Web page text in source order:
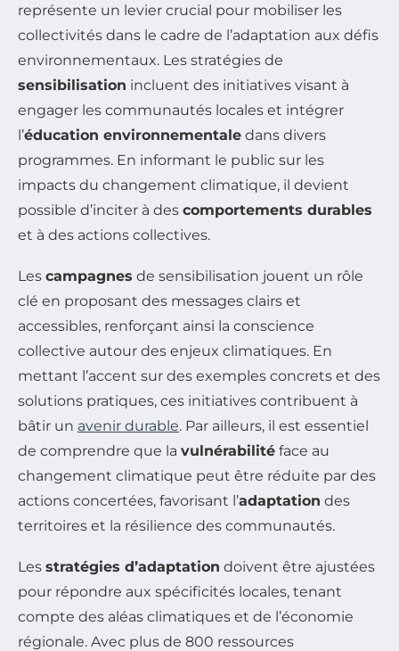
représente un levier crucial pour mobiliser les
collectivités dans le cadre de l’adaptation aux défis
environnementaux. Les stratégies de
sensibilisation incluent des initiatives visant à
engager les communautés locales et intégrer
l’éducation environnementale dans divers
programmes. En informant le public sur les
impacts du changement climatique, il devient
possible d’inciter à des comportements durables
et à des actions collectives.
Les campagnes de sensibilisation jouent un rôle
clé en proposant des messages clairs et
accessibles, renforçant ainsi la conscience
collective autour des enjeux climatiques. En
mettant l’accent sur des exemples concrets et des
solutions pratiques, ces initiatives contribuent à
bâtir un avenir durable. Par ailleurs, il est essentiel
de comprendre que la vulnérabilité face au
changement climatique peut être réduite par des
actions concertées, favorisant l’adaptation des
territoires et la résilience des communautés.
Les stratégies d’adaptation doivent être ajustées
pour répondre aux spécificités locales, tenant
compte des aléas climatiques et de l’économie
régionale. Avec plus de 800 ressources